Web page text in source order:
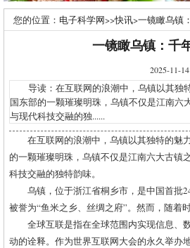
您的位置： 电子科学网>>快讯>一镜瞰乌镇
一镜瞰乌镇：千
2025-11-
导读：在互联网的浪潮中，乌镇以其独
国东部的一颗璀璨明珠，乌镇不仅是江南
与现代科技交融的独......
在互联网的浪潮中，乌镇以其独特的魅
的一颗璀璨明珠，乌镇不仅是江南六大古镇
科技交融的独特韵味。
乌镇，位于浙江省桐乡市，是中国首批
被誉为“鱼米之乡、丝绸之府”。然而，随
全球互联是指在全球范围内实现信息、
动的诠释。作为世界互联网大会的永久举办